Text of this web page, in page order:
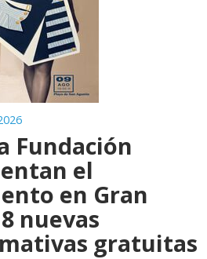
Fundación
el
en Gran
nuevas
gratuitas